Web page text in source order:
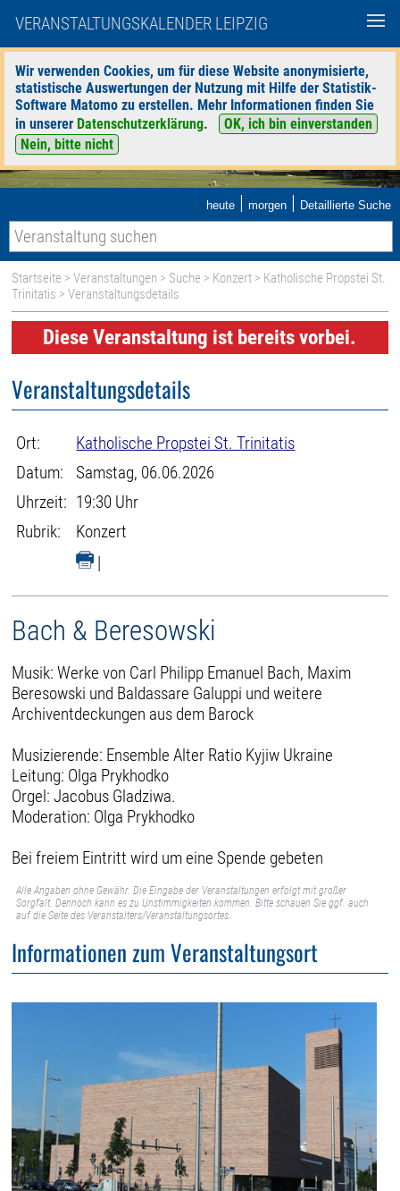
VERANSTALTUNGSKALENDER LEIPZIG
Wir verwenden Cookies, um für diese Website anonymisierte,
statistische Auswertungen der Nutzung mit Hilfe der Statistik-
Software Matomo zu erstellen. Mehr Informationen finden Sie
in unserer Datenschutzerklärung.
OK, ich bin einverstanden
Nein, bitte nicht
heute | morgen | Detaillierte Suche
Startseite >Veranstaltungen > Suche > Konzert > Katholische Propstei St.
Trinitatis > Veranstaltungsdetails
Diese Veranstaltung ist bereits vorbei.
Veranstaltungsdetails
Ort:
Katholische Propstei St. Trinitatis
Datum:
Samstag, 06.06.2026
Uhrzeit: 19:30 Uhr
Rubrik:
Konzert
|
Bach & Beresowski
Musik: Werke von Carl Philipp Emanuel Bach, Maxim
Beresowski und Baldassare Galuppi und weitere
Archiventdeckungen aus dem Barock
Musizierende: Ensemble Alter Ratio Kyjiw Ukraine
Leitung: Olga Prykhodko
Orgel: Jacobus Gladziwa.
Moderation: Olga Prykhodko
Bei freiem Eintritt wird um eine Spende gebeten
Alle Angaben ohne Gewähr. Die Eingabe der Veranstaltungen erfolgt mit großer
Sorgfalt. Dennoch kann es zu Unstimmigkeiten kommen. Bitte schauen Sie ggf. auch
auf die Seite des Veranstalters/Veranstaltungsortes.
Informationen zum Veranstaltungsort